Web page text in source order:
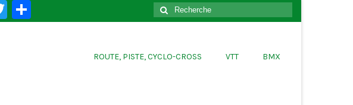
Twitter
Rechercher
:
ROUTE, PISTE, CYCLO-CROSS VTT BMX